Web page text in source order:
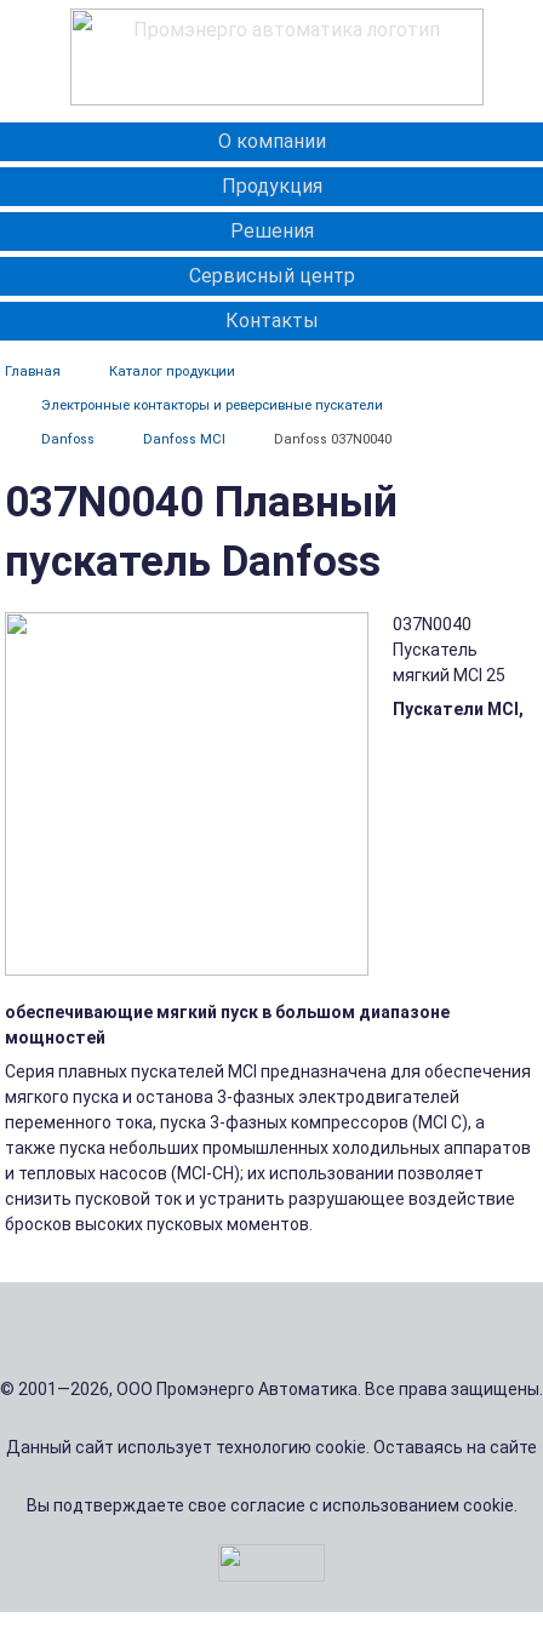
О компании
Продукция
Решения
Сервисный центр
Контакты
Главная Каталог продукции
Электронные контакторы и реверсивные пускатели
Danfoss Danfoss MCI Danfoss 037N0040
037N0040 Плавный
пускатель Danfoss
037N0040
Пускатель
мягкий MCI 25
Пускатели MCI,
обеспечивающие мягкий пуск в большом диапазоне
мощностей
Серия плавных пускателей MCI предназначена для обеспечения
мягкого пуска и останова 3-фазных электродвигателей
переменного тока, пуска 3-фазных компрессоров (MCI C), а
также пуска небольших промышленных холодильных аппаратов
и тепловых насосов (MCI-CH); их использовании позволяет
снизить пусковой ток и устранить разрушающее воздействие
бросков высоких пусковых моментов.
© 2001—2026, ООО Промэнерго Автоматика. Все права защищены.
Данный сайт использует технологию cookie. Оставаясь на сайте
Вы подтверждаете свое согласие с использованием cookie.